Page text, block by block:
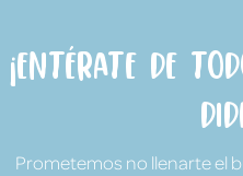
¡Entérate de
Prometemos no llenarte el